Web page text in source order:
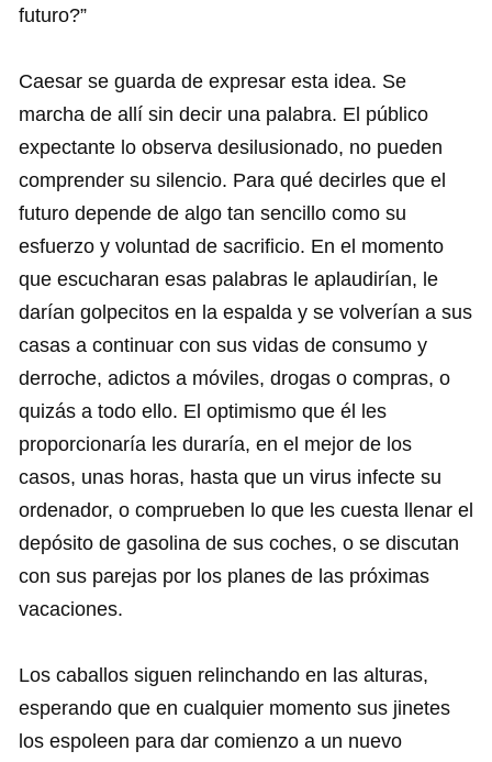
futuro?”
Caesar se guarda de expresar esta idea. Se
marcha de allí sin decir una palabra. El público
expectante lo observa desilusionado, no pueden
comprender su silencio. Para qué decirles que el
futuro depende de algo tan sencillo como su
esfuerzo y voluntad de sacrificio. En el momento
que escucharan esas palabras le aplaudirían, le
darían golpecitos en la espalda y se volverían a sus
casas a continuar con sus vidas de consumo y
derroche, adictos a móviles, drogas o compras, o
quizás a todo ello. El optimismo que él les
proporcionaría les duraría, en el mejor de los
casos, unas horas, hasta que un virus infecte su
ordenador, o comprueben lo que les cuesta llenar el
depósito de gasolina de sus coches, o se discutan
con sus parejas por los planes de las próximas
vacaciones.
Los caballos siguen relinchando en las alturas,
esperando que en cualquier momento sus jinetes
los espoleen para dar comienzo a un nuevo